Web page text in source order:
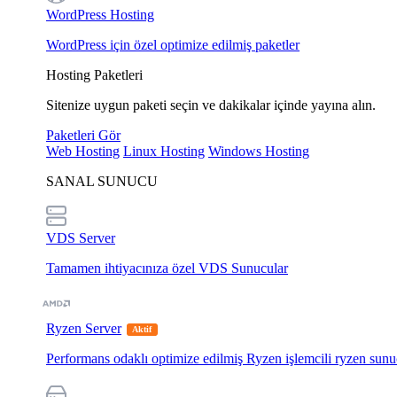
WordPress Hosting
WordPress için özel optimize edilmiş paketler
Hosting Paketleri
Sitenize uygun paketi seçin ve dakikalar içinde yayına alın.
Paketleri Gör
Web Hosting Linux Hosting Windows Hosting
SANAL SUNUCU
VDS Server
Tamamen ihtiyacınıza özel VDS Sunucular
Ryzen Server Aktif
Performans odaklı optimize edilmiş Ryzen işlemcili ryzen